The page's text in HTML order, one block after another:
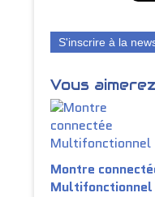
S'inscrire à la
Vous
Montre
Multifonctionnel